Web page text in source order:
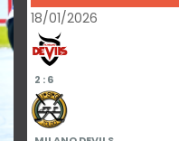
18/01/2026
2 : 6